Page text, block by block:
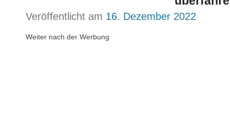
Veröffentlicht am 16. Dezember 2022
Weiter nach der Werbung